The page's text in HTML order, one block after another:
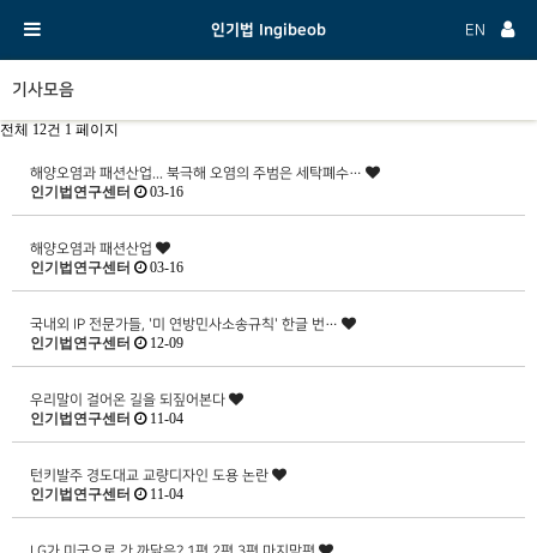
인기법 Ingibeob EN
기사모음
전체 12건 1 페이지
해양오염과 패션산업... 북극해 오염의 주범은 세탁폐수…
인기법연구센터 03-16
해양오염과 패션산업
인기법연구센터 03-16
국내외 IP 전문가들, '미 연방민사소송규칙' 한글 번…
인기법연구센터 12-09
우리말이 걸어온 길을 되짚어본다
인기법연구센터 11-04
턴키발주 경도대교 교량디자인 도용 논란
인기법연구센터 11-04